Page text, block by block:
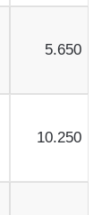
5.650
10.250